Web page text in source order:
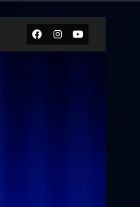
Facebook
Instagram
Youtube